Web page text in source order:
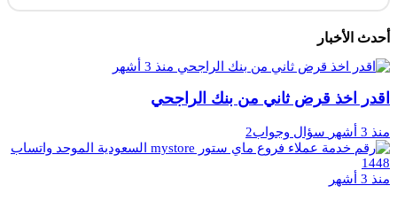
أحدث الأخبار
منذ 3 أشهر
اقدر اخذ قرض ثاني من بنك الراجحي
منذ 3 أشهر سؤال وجواب2
منذ 3 أشهر